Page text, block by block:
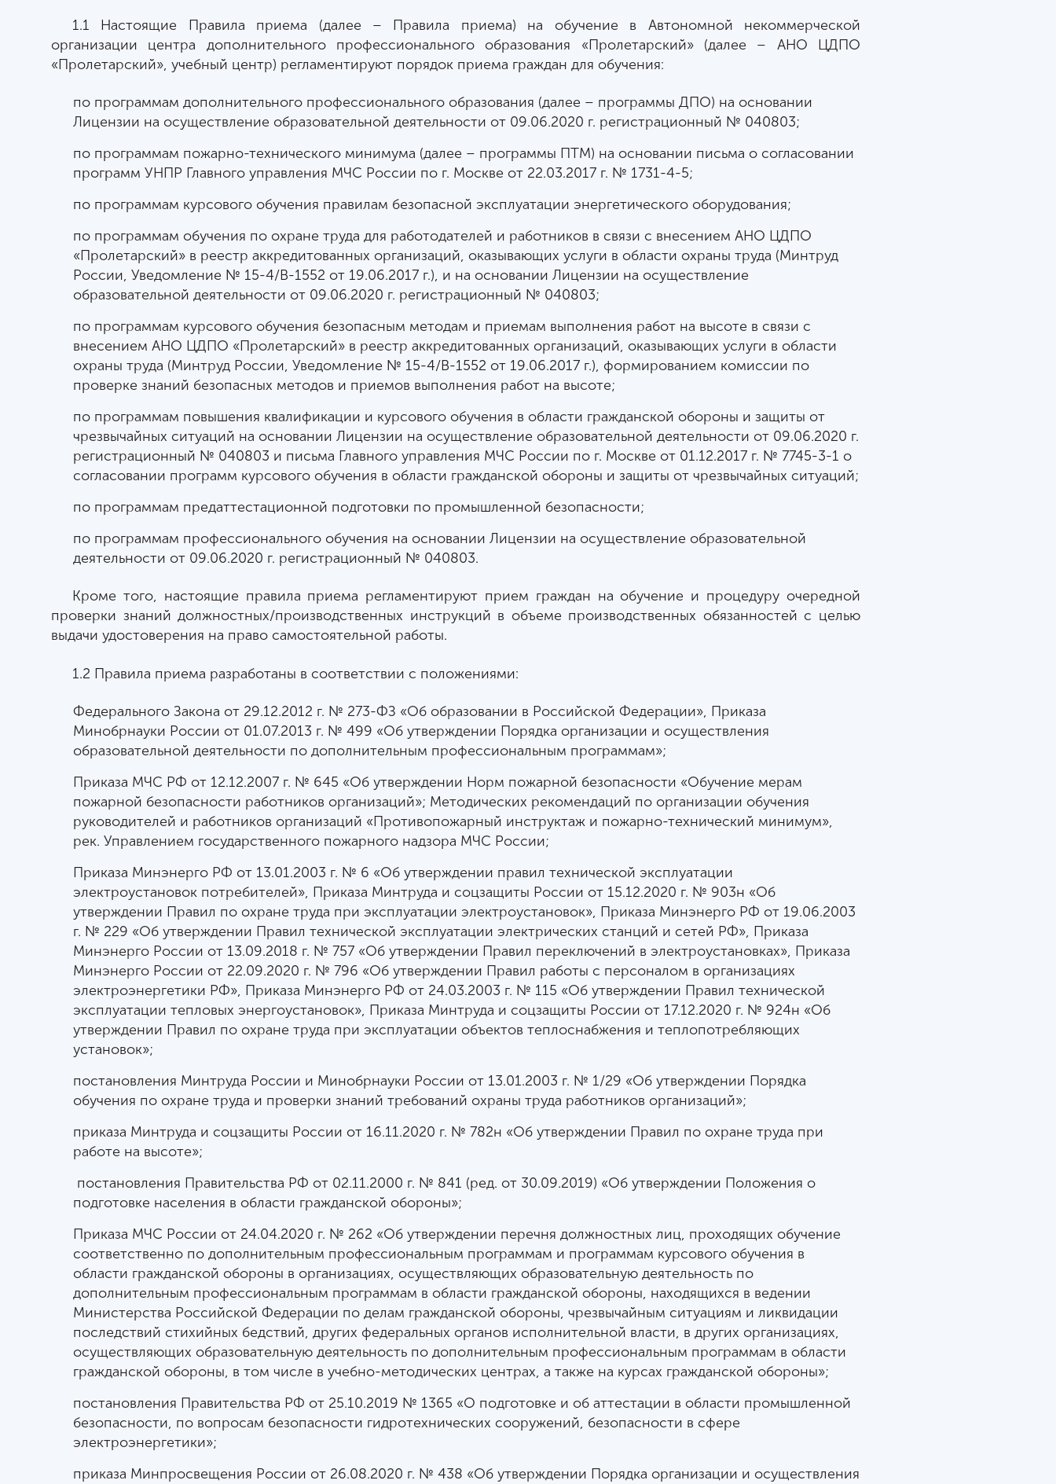
1.1 Настоящие Правила приема (далее – Правила приема) на обучение в Автономной некоммерческой
организации центра дополнительного профессионального образования «Пролетарский» (далее – АНО ЦДПО
«Пролетарский», учебный центр) регламентируют порядок приема граждан для обучения:
по программам дополнительного профессионального образования (далее – программы ДПО) на основании
Лицензии на осуществление образовательной деятельности от 09.06.2020 г. регистрационный № 040803;
по программам пожарно-технического минимума (далее – программы ПТМ) на основании письма о согласовании
программ УНПР Главного управления МЧС России по г. Москве от 22.03.2017 г. № 1731-4-5;
по программам курсового обучения правилам безопасной эксплуатации энергетического оборудования;
по программам обучения по охране труда для работодателей и работников в связи с внесением АНО ЦДПО
«Пролетарский» в реестр аккредитованных организаций, оказывающих услуги в области охраны труда (Минтруд
России, Уведомление № 15-4/В-1552 от 19.06.2017 г.), и на основании Лицензии на осуществление
образовательной деятельности от 09.06.2020 г. регистрационный № 040803;
по программам курсового обучения безопасным методам и приемам выполнения работ на высоте в связи с
внесением АНО ЦДПО «Пролетарский» в реестр аккредитованных организаций, оказывающих услуги в области
охраны труда (Минтруд России, Уведомление № 15-4/В-1552 от 19.06.2017 г.), формированием комиссии по
проверке знаний безопасных методов и приемов выполнения работ на высоте;
по программам повышения квалификации и курсового обучения в области гражданской обороны и защиты от
чрезвычайных ситуаций на основании Лицензии на осуществление образовательной деятельности от 09.06.2020 г.
регистрационный № 040803 и письма Главного управления МЧС России по г. Москве от 01.12.2017 г. № 7745-3-1 о
согласовании программ курсового обучения в области гражданской обороны и защиты от чрезвычайных ситуаций;
по программам предаттестационной подготовки по промышленной безопасности;
по программам профессионального обучения на основании Лицензии на осуществление образовательной
деятельности от 09.06.2020 г. регистрационный № 040803.
Кроме того, настоящие правила приема регламентируют прием граждан на обучение и процедуру очередной
проверки знаний должностных/производственных инструкций в объеме производственных обязанностей с целью
выдачи удостоверения на право самостоятельной работы.
1.2 Правила приема разработаны в соответствии с положениями:
Федерального Закона от 29.12.2012 г. № 273-ФЗ «Об образовании в Российской Федерации», Приказа
Минобрнауки России от 01.07.2013 г. № 499 «Об утверждении Порядка организации и осуществления
образовательной деятельности по дополнительным профессиональным программам»;
Приказа МЧС РФ от 12.12.2007 г. № 645 «Об утверждении Норм пожарной безопасности «Обучение мерам
пожарной безопасности работников организаций»; Методических рекомендаций по организации обучения
руководителей и работников организаций «Противопожарный инструктаж и пожарно-технический минимум»,
рек. Управлением государственного пожарного надзора МЧС России;
Приказа Минэнерго РФ от 13.01.2003 г. № 6 «Об утверждении правил технической эксплуатации
электроустановок потребителей», Приказа Минтруда и соцзащиты России от 15.12.2020 г. № 903н «Об
утверждении Правил по охране труда при эксплуатации электроустановок», Приказа Минэнерго РФ от 19.06.2003
г. № 229 «Об утверждении Правил технической эксплуатации электрических станций и сетей РФ», Приказа
Минэнерго России от 13.09.2018 г. № 757 «Об утверждении Правил переключений в электроустановках», Приказа
Минэнерго России от 22.09.2020 г. № 796 «Об утверждении Правил работы с персоналом в организациях
электроэнергетики РФ», Приказа Минэнерго РФ от 24.03.2003 г. № 115 «Об утверждении Правил технической
эксплуатации тепловых энергоустановок», Приказа Минтруда и соцзащиты России от 17.12.2020 г. № 924н «Об
утверждении Правил по охране труда при эксплуатации объектов теплоснабжения и теплопотребляющих
установок»;
постановления Минтруда России и Минобрнауки России от 13.01.2003 г. № 1/29 «Об утверждении Порядка
обучения по охране труда и проверки знаний требований охраны труда работников организаций»;
приказа Минтруда и соцзащиты России от 16.11.2020 г. № 782н «Об утверждении Правил по охране труда при
работе на высоте»;
постановления Правительства РФ от 02.11.2000 г. № 841 (ред. от 30.09.2019) «Об утверждении Положения о
подготовке населения в области гражданской обороны»;
Приказа МЧС России от 24.04.2020 г. № 262 «Об утверждении перечня должностных лиц, проходящих обучение
соответственно по дополнительным профессиональным программам и программам курсового обучения в
области гражданской обороны в организациях, осуществляющих образовательную деятельность по
дополнительным профессиональным программам в области гражданской обороны, находящихся в ведении
Министерства Российской Федерации по делам гражданской обороны, чрезвычайным ситуациям и ликвидации
последствий стихийных бедствий, других федеральных органов исполнительной власти, в других организациях,
осуществляющих образовательную деятельность по дополнительным профессиональным программам в области
гражданской обороны, в том числе в учебно-методических центрах, а также на курсах гражданской обороны»;
постановления Правительства РФ от 25.10.2019 № 1365 «О подготовке и об аттестации в области промышленной
безопасности, по вопросам безопасности гидротехнических сооружений, безопасности в сфере
электроэнергетики»;
приказа Минпросвещения России от 26.08.2020 г. № 438 «Об утверждении Порядка организации и осуществления